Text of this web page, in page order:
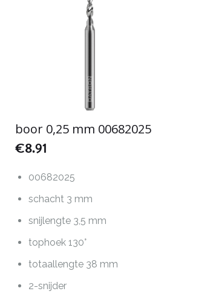
boor 0,25 mm 00682025
€8.91
00682025
schacht 3 mm
snijlengte 3,5 mm
tophoek 130°
totaallengte 38 mm
2-snijder